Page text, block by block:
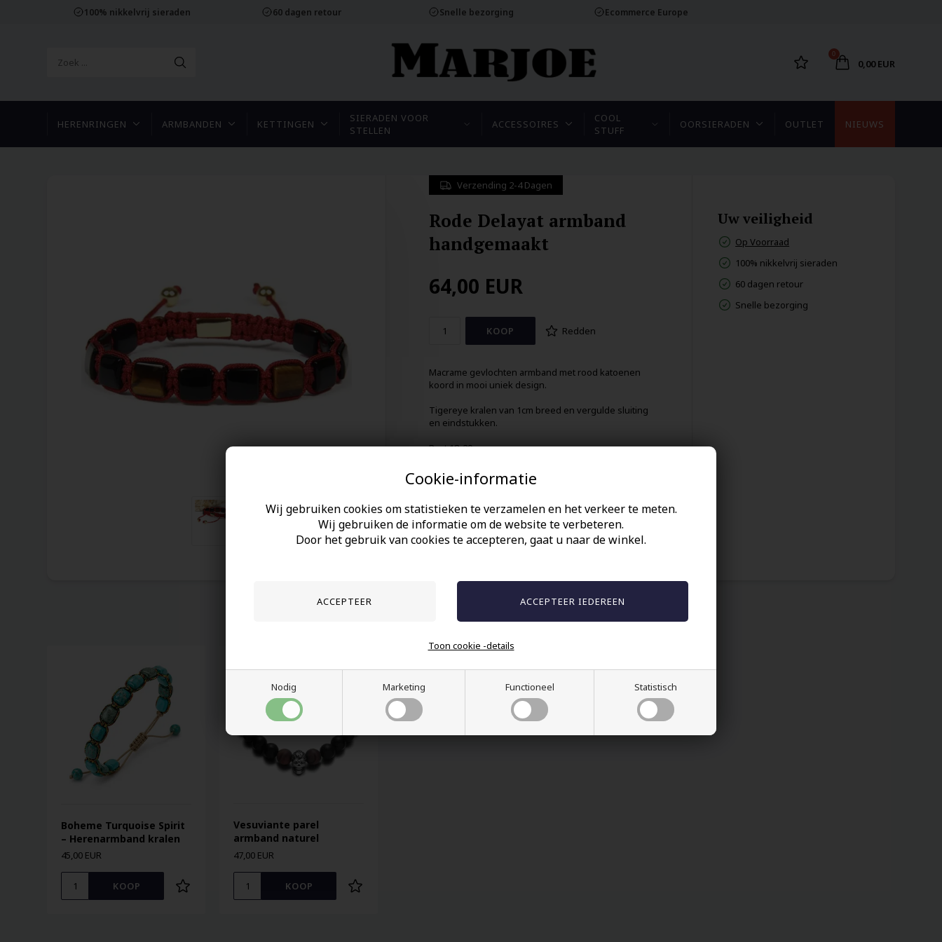
Cookie-informatie
Wij gebruiken cookies om statistieken te verzamelen en het verkeer te meten.
Wij gebruiken de informatie om de website te verbeteren.
Door het gebruik van cookies te accepteren, gaat u naar de winkel.
Nodig Marketing Functioneel Statistisch
Toon cookie -details
100% nikkelvrij sieraden 60 dagen retour Snelle bezorging Ecommerce Europe
0
0,00 EUR
HERENRINGEN ARMBANDEN KETTINGEN
SIERADEN VOOR
STELLEN
ACCESSOIRES
COOL
STUFF
OORSIERADEN OUTLET NIEUWS
Verzending 2-4 Dagen
Rode Delayat armband
handgemaakt
64,00 EUR
Redden
Macrame gevlochten armband met rood katoenen
koord in mooi uniek design.
Tigereye kralen van 1cm breed en vergulde sluiting
en eindstukken.
Past 18-20 cm.
Uw veiligheid
Op Voorraad
100% nikkelvrij sieraden
60 dagen retour
Snelle bezorging
Anderen gekocht hebben ook
Boheme Turquoise Spirit
– Herenarmband kralen
45,00 EUR
Vesuviante parel
armband naturel
47,00 EUR